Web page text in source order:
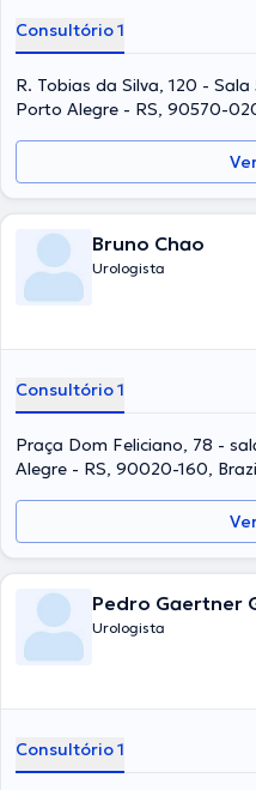
Consultório 1
R. Tobias da Silva, 120 -
Porto Alegre - RS, 90570-
Bruno Chao
Urologista
Consultório 1
Praça Dom Feliciano, 78 -
Alegre - RS, 90020-160,
Pedro Gaertner
Urologista
Consultório 1